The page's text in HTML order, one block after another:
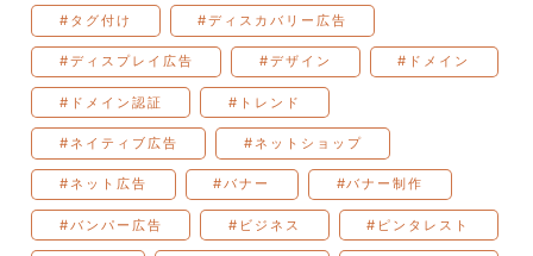
#タグ付け #ディスカバリー広告
#ディスプレイ広告 #デザイン #ドメイン
#ドメイン認証 #トレンド
#ネイティブ広告 #ネットショップ
#ネット広告 #バナー #バナー制作
#バンパー広告 #ビジネス #ピンタレスト